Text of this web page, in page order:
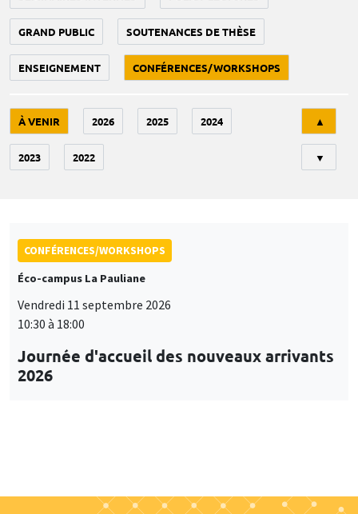
GRAND PUBLIC SOUTENANCES DE THÈSE
ENSEIGNEMENT CONFÉRENCES/WORKSHOPS
À VENIR 2026 2025 2024
2023 2022
▲
▼
CONFÉRENCES/WORKSHOPS
Éco-campus La Pauliane
Vendredi 11 septembre 2026
10:30 à 18:00
Journée d'accueil des nouveaux arrivants
2026